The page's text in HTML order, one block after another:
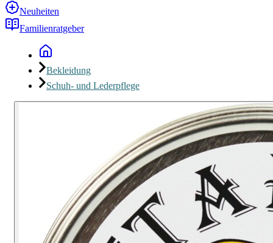
Neuheiten
Familienratgeber
Bekleidung
Schuh- und Lederpflege